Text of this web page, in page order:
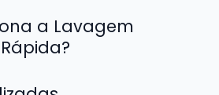
a Lavagem